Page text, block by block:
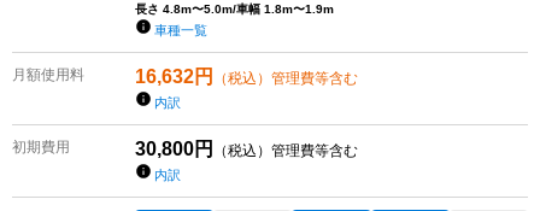
長さ 4.8m〜5.0m/車幅 1.8m〜1.9m
車種一覧
月額使用料 16,632円 （税込）管理費等含む
内訳
初期費用 30,800円 （税込）管理費等含む
内訳